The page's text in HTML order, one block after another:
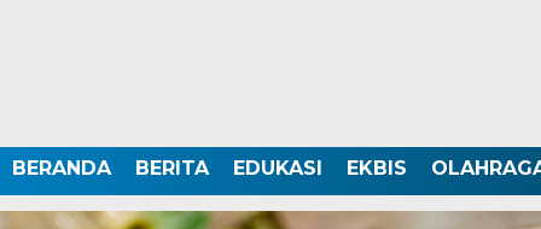
BERANDA BERITA EDUKASI EKBIS